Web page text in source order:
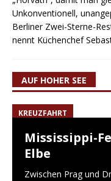
Unkonventionell,
Berliner Zwei-Sterne-
nennt Küchenchef
AUF HOHER SEE
KREUZFAHRT
Mississippi-
Elbe
Zwischen Prag und